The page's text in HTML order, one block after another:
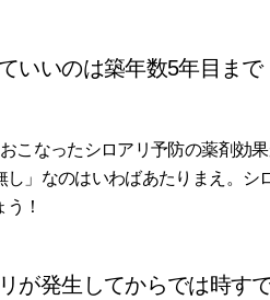
いいのは築年数5年目まで
こなったシロアリ予防の薬剤効
し」なのはいわばあたりまえ。
！
が発生してからでは時す